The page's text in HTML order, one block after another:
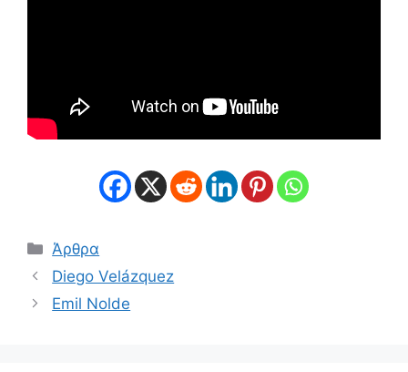
Κατηγορίες
Άρθρα
Diego Velázquez
Emil Nolde